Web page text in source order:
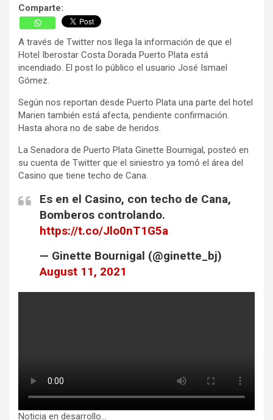
Comparte:
A través de Twitter nos llega la información de que el
Hotel Iberostar Costa Dorada Puerto Plata está
incendiado. El post lo público el usuario José Ismael
Gómez.
Según nos reportan desde Puerto Plata una parte del hotel
Marien también está afecta, pendiente confirmación.
Hasta ahora no de sabe de heridos.
La Senadora de Puerto Plata Ginette Bournigal, posteó en
su cuenta de Twitter que el siniestro ya tomó el área del
Casino que tiene techo de Cana.
Es en el Casino, con techo de Cana,
Bomberos controlando.
https://t.co/Jlo0nT1G5a
— Ginette Bournigal (@ginette_bj)
August 11, 2021
Noticia en desarrollo…